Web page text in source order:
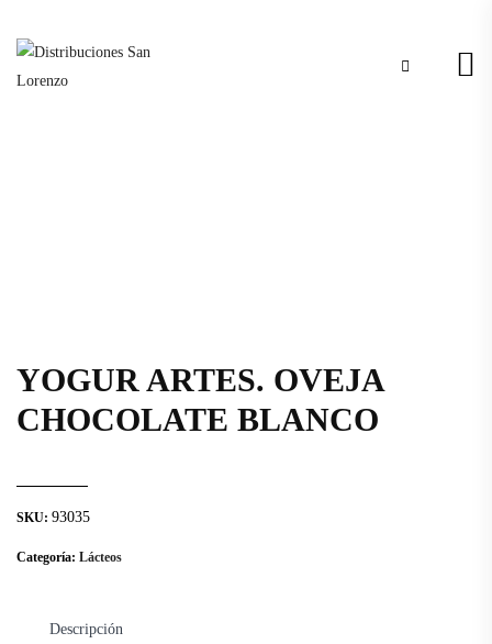
YOGUR ARTES. OVEJA
CHOCOLATE BLANCO
SKU: 93035
Categoría: Lácteos
Descripción